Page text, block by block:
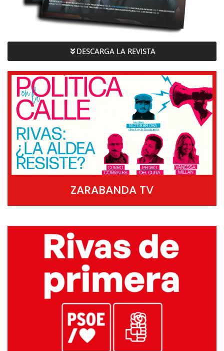
DESCARGA LA REVISTA
ZARABANDA TV